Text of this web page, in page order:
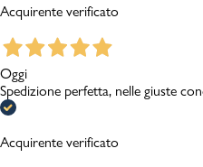
Acquirente verificato
Oggi
Spedizione perfetta, nelle giuste
Acquirente verificato